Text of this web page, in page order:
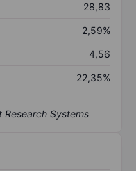
28,83
2,59%
4,56
22,35%